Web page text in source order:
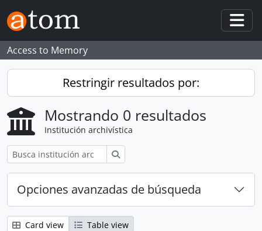
Skip to main content
Access to Memory
Restringir resultados por:
Mostrando 0 resultados
Institución archivística
Opciones avanzadas de búsqueda
Card view
Table view